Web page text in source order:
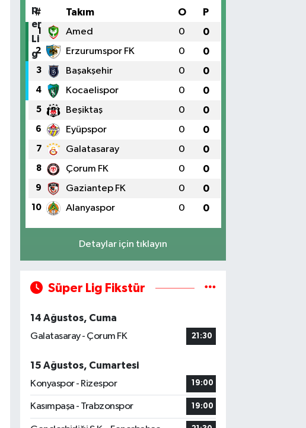
# Takım O P
1 Amed 0 0
2 Erzurumspor FK 0 0
3 Başakşehir 0 0
4 Kocaelispor 0 0
5 Beşiktaş 0 0
6 Eyüpspor 0 0
7 Galatasaray 0 0
8 Çorum FK 0 0
9 Gaziantep FK 0 0
10 Alanyaspor 0 0
Detaylar için tıklayın
Süper Lig Fikstür
14 Ağustos, Cuma
Galatasaray - Çorum FK
21:30
15 Ağustos, Cumartesi
Konyaspor - Rizespor
19:00
Kasımpaşa - Trabzonspor 19:00